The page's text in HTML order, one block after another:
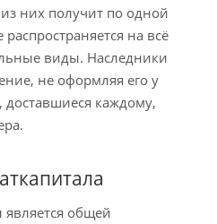
них получит по одной
на всё
виды. Наследники
не оформляя его у
каждому,
общей